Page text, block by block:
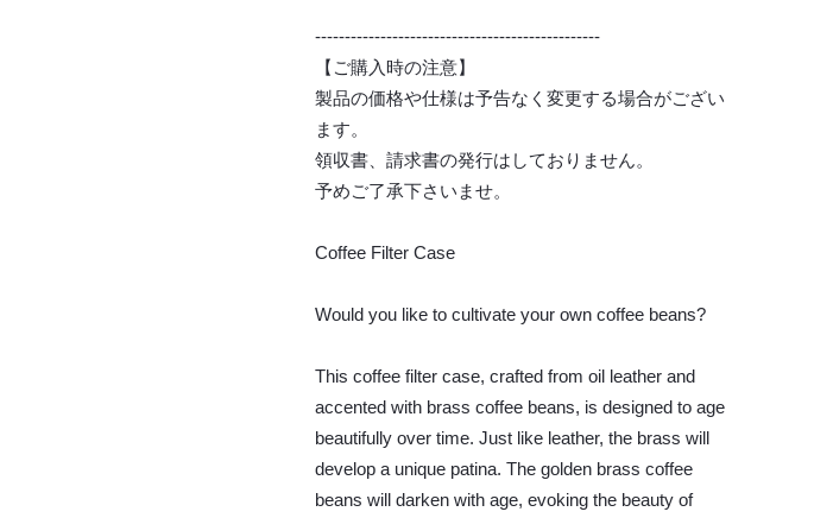
------------------------------------------------
【ご購入時の注意】
製品の価格や仕様は予告なく変更する場合がござい
ます。
領収書、請求書の発行はしておりません。
予めご了承下さいませ。
Coffee Filter Case
Would you like to cultivate your own coffee beans?
This coffee filter case, crafted from oil leather and
accented with brass coffee beans, is designed to age
beautifully over time. Just like leather, the brass will
develop a unique patina. The golden brass coffee
beans will darken with age, evoking the beauty of